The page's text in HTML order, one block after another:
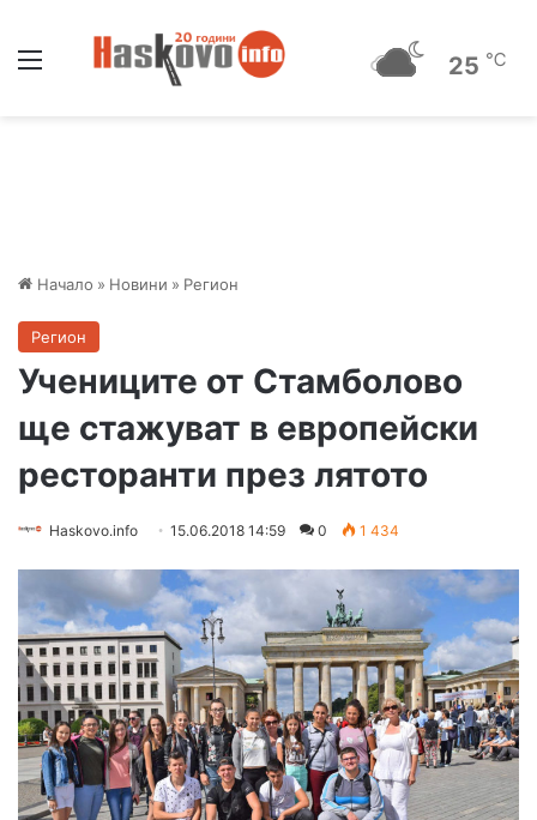
25 ℃
Начало » Новини » Регион
Регион
Учениците от Стамболово
ще стажуват в европейски
ресторанти през лятото
Haskovo.info 15.06.2018 14:59 0 1 434